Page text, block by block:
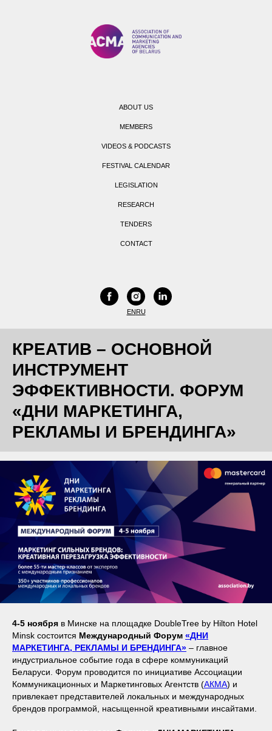
ABOUT US
MEMBERS
VIDEOS & PODCASTS
FESTIVAL CALENDAR
LEGISLATION
RESEARCH
TENDERS
CONTACT
ENRU
КРЕАТИВ – ОСНОВНОЙ
ИНСТРУМЕНТ
ЭФФЕКТИВНОСТИ. ФОРУМ
«ДНИ МАРКЕТИНГА,
РЕКЛАМЫ И БРЕНДИНГА»
4-5 ноября в Минске на площадке DoubleTree by Hilton Hotel
Minsk состоится Международный Форум «ДНИ
МАРКЕТИНГА, РЕКЛАМЫ И БРЕНДИНГА» – главное
индустриальное событие года в сфере коммуникаций
Беларуси. Форум проводится по инициативе Ассоциации
Коммуникационных и Маркетинговых Агентств (АКМА) и
привлекает представителей локальных и международных
брендов программой, насыщенной креативными инсайтами.